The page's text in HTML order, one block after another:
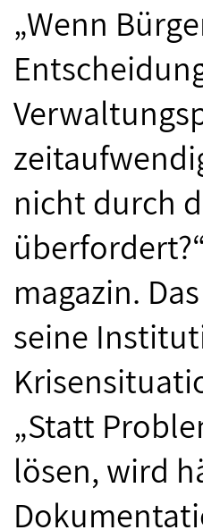
„Wenn
nicht durch
magazin.
seine
„Statt
lösen, wird